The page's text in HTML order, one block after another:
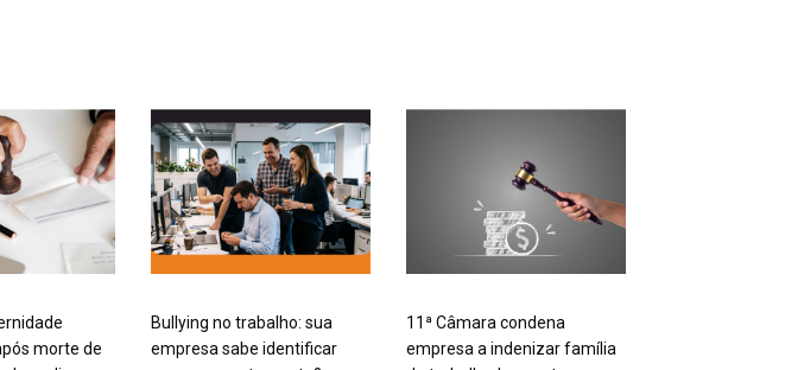
morte de
Bullying no trabalho: sua
empresa sabe identificar
11ª Câmara condena
empresa a indenizar família